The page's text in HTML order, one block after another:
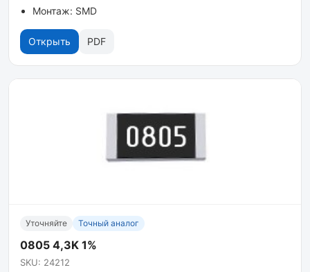
Монтаж: SMD
Открыть PDF
Уточняйте Точный аналог
0805 4,3K 1%
SKU: 24212